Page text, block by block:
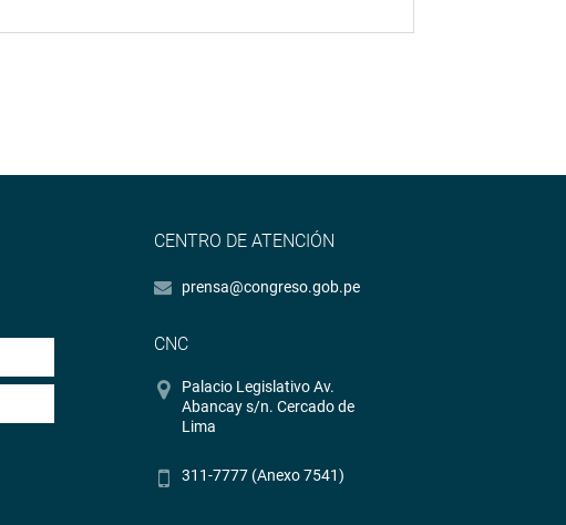
CENTRO DE ATENCIÓN
prensa@congreso.gob.pe
CNC
Palacio Legislativo Av.
Abancay s/n. Cercado de
Lima
311-7777 (Anexo 7541)